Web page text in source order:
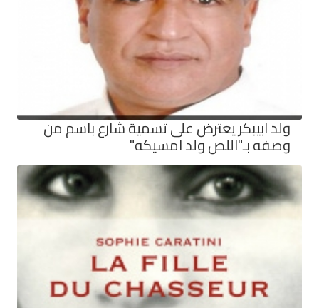
ولد ابيبكر يعترض على تسمية شارع باسم من
وصفه بـ"اللص ولد امسيكه"